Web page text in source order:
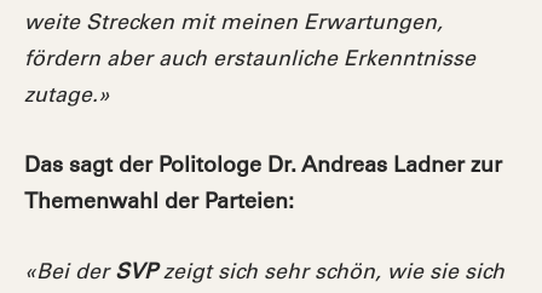
weite Strecken mit meinen Erwartungen,
fördern aber auch erstaunliche Erkenntnisse
zutage.»
Das sagt der Politologe Dr. Andreas Ladner zur
Themenwahl der Parteien:
«Bei derSVPzeigt sich sehr schön, wie sie sich